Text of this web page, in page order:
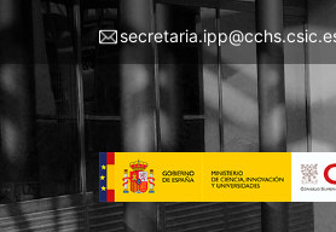
Pasar
contenido
principal
Menu
IPP